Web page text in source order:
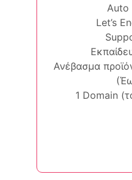
Auto
Let’s
Ανέβασμα
1 Domain